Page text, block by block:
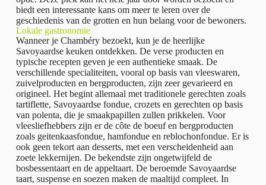
biedt een interessante kans om meer te leren over de
geschiedenis van de grotten en hun belang voor de bewoners.
Lokale gastronomie
Wanneer je Chambéry bezoekt, kun je de heerlijke
Savoyaardse keuken ontdekken. De verse producten en
typische recepten geven je een authentieke smaak. De
verschillende specialiteiten, vooral op basis van vleeswaren,
zuivelproducten en bergproducten, zijn zeer gevarieerd en
origineel. Het begint allemaal met traditionele gerechten zoals
tartiflette, Savoyaardse fondue, crozets en gerechten op basis
van polenta, die je smaakpapillen zullen prikkelen. Voor
vleesliefhebbers zijn er de côte de boeuf en bergproducten
zoals geitenkaasfondue, hamfondue en reblochonfondue. Er is
ook geen tekort aan desserts, met een verscheidenheid aan
zoete lekkernijen. De bekendste zijn ongetwijfeld de
bosbessentaart en de appeltaart. De beroemde Savoyaardse
taart, suspense en soezen maken de maaltijd compleet. In